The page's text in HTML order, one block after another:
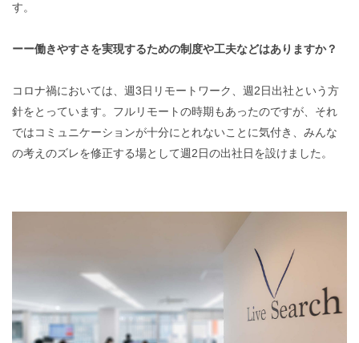
す。
ーー働きやすさを実現するための制度や工夫などはありますか？
コロナ禍においては、週3日リモートワーク、週2日出社という方
針をとっています。フルリモートの時期もあったのですが、それ
ではコミュニケーションが十分にとれないことに気付き、みんな
の考えのズレを修正する場として週2日の出社日を設けました。